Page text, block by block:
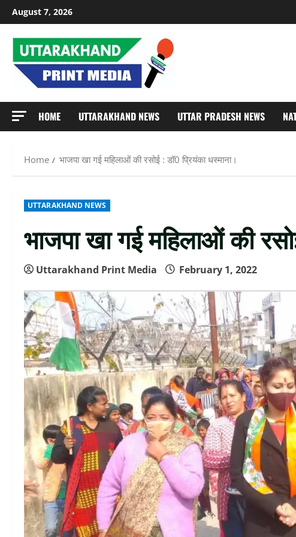
Skip
to
content
August 7, 2026
HOME UTTARAKHAND NEWS UTTAR PRADESH NEWS
Home भाजपा खा गई महिलाओं की रसोई : डॉ0 प्रियंका धस्माना।
UTTARAKHAND NEWS
भाजपा खा गई महिलाओं की
Uttarakhand Print Media February 1, 2022